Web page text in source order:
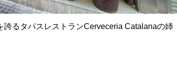
るタパスレストランCerveceria Catalanaの姉